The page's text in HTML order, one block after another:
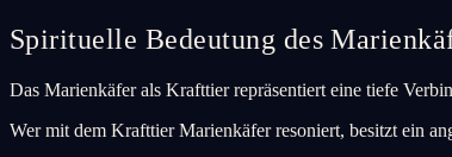
Spirituelle Bedeutung des
Das Marienkäfer als Krafttier repräsentiert eine tiefe
Wer mit dem Krafttier Marienkäfer resoniert, besitzt ein